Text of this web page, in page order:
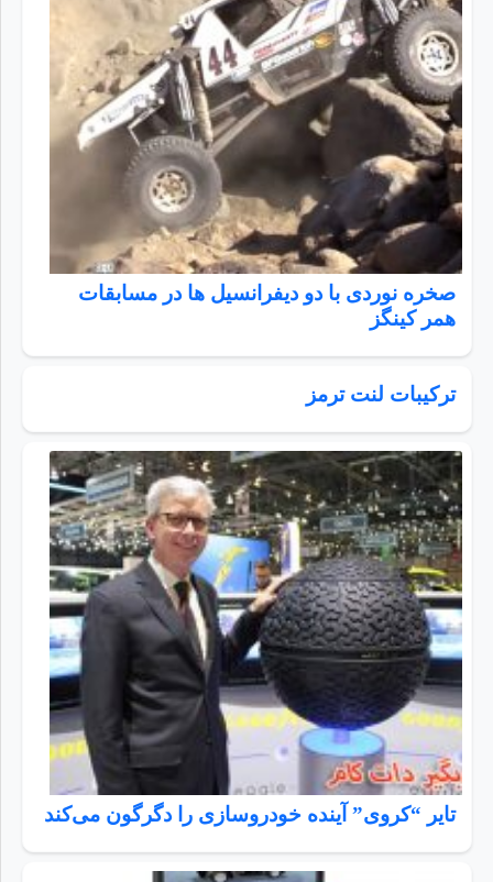
صخره نوردی با دو دیفرانسیل ها در مسابقات
همر کینگز
ترکیبات لنت ترمز
تایر “کروی” آینده خودروسازی را دگرگون می‌کند